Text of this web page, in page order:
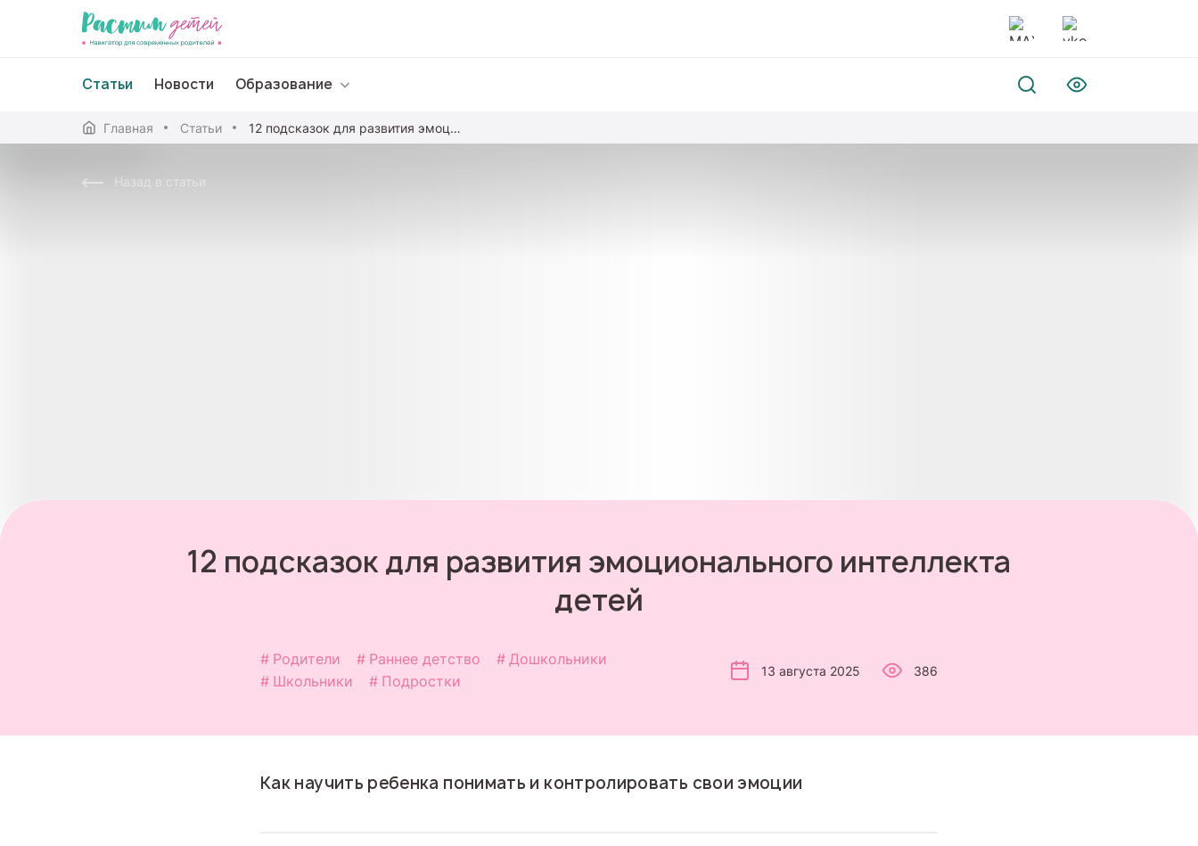
Статьи Новости Образование
Главная Статьи 12 подсказок для развития эмоционального интеллекта детей
Назад в статьи
12 подсказок для развития эмоционального интеллекта
детей
Родители Раннее детство
Дошкольники
Школьники
Подростки
13 августа 2025 386
Как научить ребенка понимать и контролировать свои эмоции